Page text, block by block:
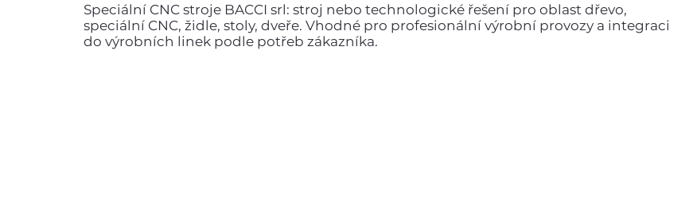
Speciální CNC stroje BACCI srl: stroj nebo technologické řešení pro oblast dřevo,
speciální CNC, židle, stoly, dveře. Vhodné pro profesionální výrobní provozy a integraci
do výrobních linek podle potřeb zákazníka.